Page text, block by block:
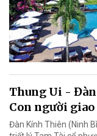
Thung Ui -
Con người giao
Đàn Kính Thiên (Ninh